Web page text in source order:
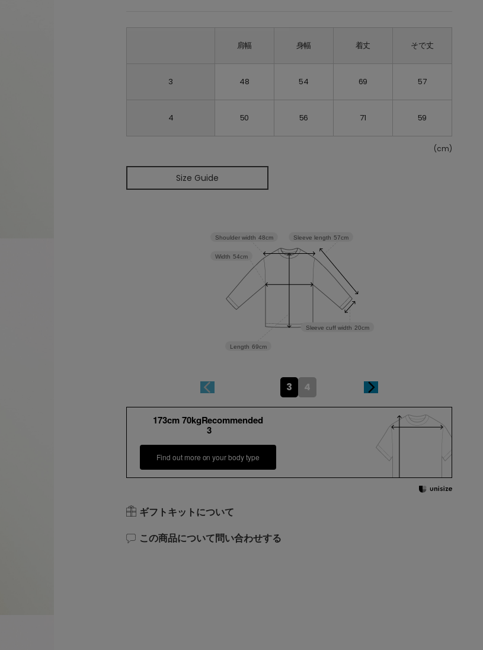
肩幅 身幅 着丈 そで丈
3 48 54 69 57
4 50 56 71 59
(cm)
Size Guide
Sleeve cuff width 20cm
Sleeve length 57cm
Length 69cm
Width 54cm
Shoulder width 48cm
3 4
173cm 70kgRecommended
3
Find out more on your body type
ギフトキットについて
この商品について問い合わせする